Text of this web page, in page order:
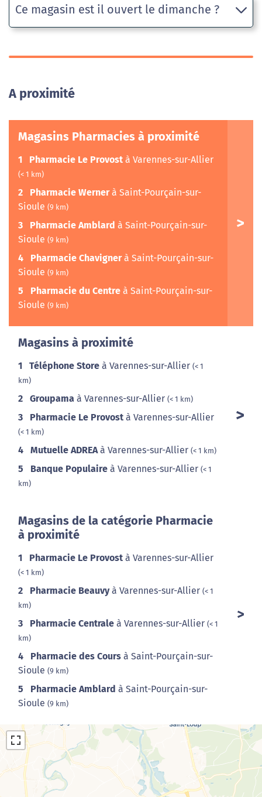
Ce magasin est il ouvert le dimanche ?
A proximité
Magasins Pharmacies à proximité
1 Pharmacie Le Provost à Varennes-sur-Allier
(< 1 km)
2 Pharmacie Wernerà Saint-Pourçain-sur-
Sioule (9 km)
3 Pharmacie Amblard à Saint-Pourçain-sur-
Sioule (9 km)
4 Pharmacie Chavignerà Saint-Pourçain-sur-
Sioule (9 km)
5 Pharmacie du Centre à Saint-Pourçain-sur-
Sioule (9 km)
Magasins à proximité
1 Téléphone Store à Varennes-sur-Allier (< 1
km)
2 Groupama à Varennes-sur-Allier (< 1 km)
3 Pharmacie Le Provost à Varennes-sur-Allier
(< 1 km)
4 Mutuelle ADREAà Varennes-sur-Allier (< 1 km)
5 Banque Populaire à Varennes-sur-Allier (< 1
km)
Magasins de la catégorie Pharmacie
à proximité
1 Pharmacie Le Provost à Varennes-sur-Allier
(< 1 km)
2 Pharmacie Beauvyà Varennes-sur-Allier (< 1
km)
3 Pharmacie Centrale à Varennes-sur-Allier (< 1
km)
4 Pharmacie des Cours à Saint-Pourçain-sur-
Sioule (9 km)
5 Pharmacie Amblard à Saint-Pourçain-sur-
Sioule (9 km)